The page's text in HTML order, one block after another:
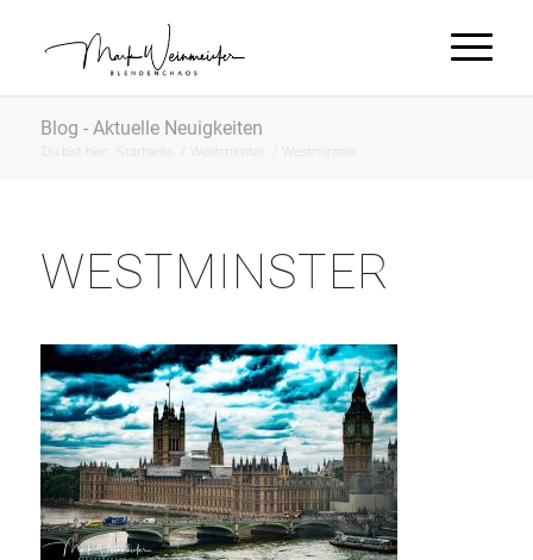
Blog - Aktuelle Neuigkeiten
Du bist hier: Startseite Westminster Westminster
WESTMINSTER